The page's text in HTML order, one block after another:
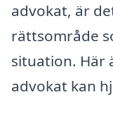
advokat, är
rättsområde
situation. Här
advokat kan